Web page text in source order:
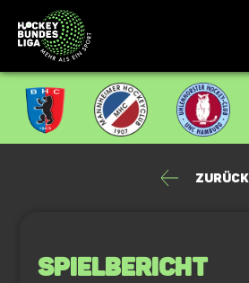
Zurück
Spielbericht